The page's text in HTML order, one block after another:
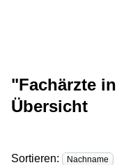
"Fachärzte
Übersicht
Sortieren: Nachname